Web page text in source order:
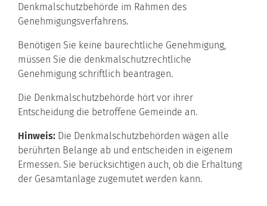
Denkmalschutzbehörde im Rahmen des
Genehmigungsverfahrens.
Benötigen Sie keine baurechtliche Genehmigung,
müssen Sie die denkmalschutzrechtliche
Genehmigung schriftlich beantragen.
Die Denkmalschutzbehörde hört vor ihrer
Entscheidung die betroffene Gemeinde an.
Hinweis: Die Denkmalschutzbehörden wägen alle
berührten Belange ab und entscheiden in eigenem
Ermessen. Sie berücksichtigen auch, ob die Erhaltung
der Gesamtanlage zugemutet werden kann.